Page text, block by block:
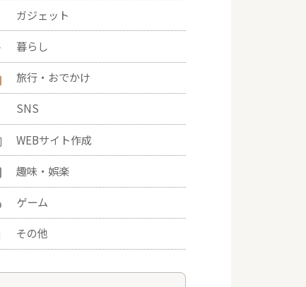
ガジェット
暮らし
旅行・おでかけ
SNS
WEBサイト作成
趣味・娯楽
ゲーム
その他